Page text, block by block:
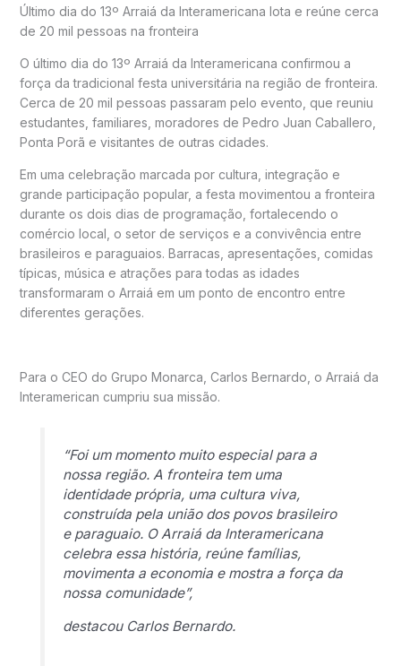
Último dia do 13º Arraiá da Interamericana lota e reúne cerca
de 20 mil pessoas na fronteira
O último dia do 13º Arraiá da Interamericana confirmou a
força da tradicional festa universitária na região de fronteira.
Cerca de 20 mil pessoas passaram pelo evento, que reuniu
estudantes, familiares, moradores de Pedro Juan Caballero,
Ponta Porã e visitantes de outras cidades.
Em uma celebração marcada por cultura, integração e
grande participação popular, a festa movimentou a fronteira
durante os dois dias de programação, fortalecendo o
comércio local, o setor de serviços e a convivência entre
brasileiros e paraguaios. Barracas, apresentações, comidas
típicas, música e atrações para todas as idades
transformaram o Arraiá em um ponto de encontro entre
diferentes gerações.
Para o CEO do Grupo Monarca, Carlos Bernardo, o Arraiá da
Interamerican cumpriu sua missão.
“Foi um momento muito especial para a
nossa região. A fronteira tem uma
identidade própria, uma cultura viva,
construída pela união dos povos brasileiro
e paraguaio. O Arraiá da Interamericana
celebra essa história, reúne famílias,
movimenta a economia e mostra a força da
nossa comunidade”,
destacou Carlos Bernardo.